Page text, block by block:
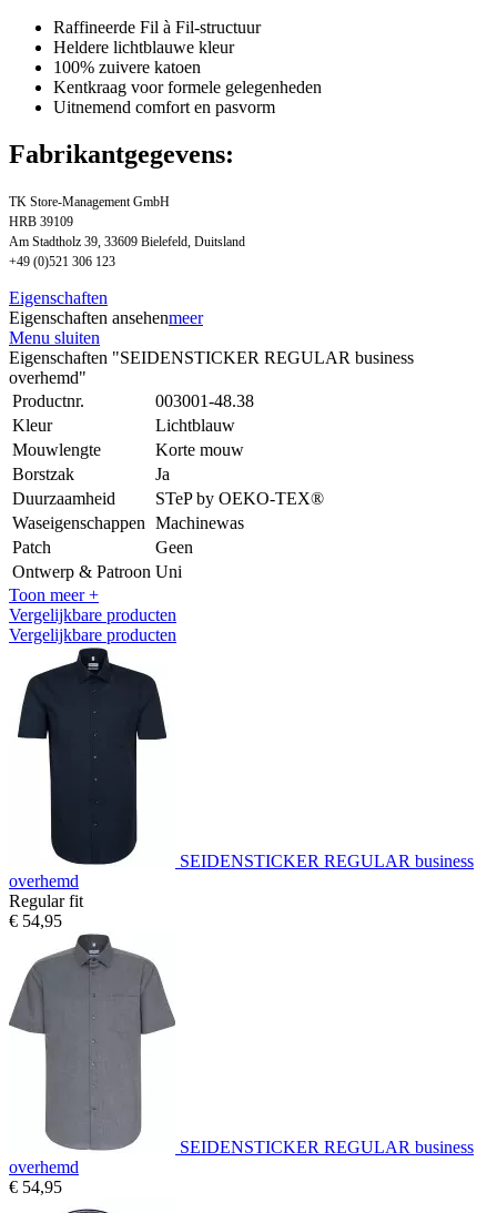
Raffineerde Fil à Fil-structuur
Heldere lichtblauwe kleur
100% zuivere katoen
Kentkraag voor formele gelegenheden
Uitnemend comfort en pasvorm
Fabrikantgegevens:
TK Store-Management GmbH
HRB 39109
Am Stadtholz 39, 33609 Bielefeld, Duitsland
+49 (0)521 306 123
Eigenschaften
Eigenschaften ansehenmeer
Menu sluiten
Eigenschaften "SEIDENSTICKER REGULAR business
overhemd"
Productnr.
003001-48.38
Kleur
Lichtblauw
Mouwlengte
Korte mouw
Borstzak
Ja
Duurzaamheid
STeP by OEKO-TEX®
Waseigenschappen Machinewas
Patch
Geen
Ontwerp & Patroon Uni
Toon meer +
Vergelijkbare producten
Vergelijkbare producten
SEIDENSTICKER REGULAR business
overhemd
Regular fit
€ 54,95
SEIDENSTICKER REGULAR business
overhemd
€ 54,95